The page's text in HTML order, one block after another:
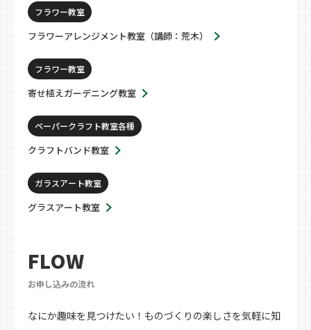
フラワー教室
フラワーアレンジメント教室（講師：荒木）
フラワー教室
寄せ植えガーデニング教室
ペーパークラフト教室各種
クラフトバンド教室
ガラスアート教室
グラスアート教室
FLOW
お申し込みの流れ
なにか趣味を見つけたい！ものづくりの楽しさを気軽に知